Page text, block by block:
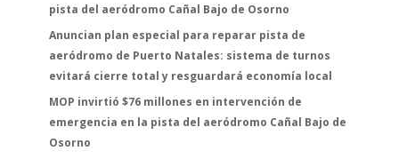
pista del aeródromo Cañal Bajo de Osorno
Anuncian plan especial para reparar pista de
aeródromo de Puerto Natales: sistema de turnos
evitará cierre total y resguardará economía local
MOP invirtió $76 millones en intervención de
emergencia en la pista del aeródromo Cañal Bajo de
Osorno